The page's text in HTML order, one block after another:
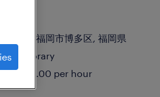
監督
福岡県福岡市博多区, 福岡県
temporary
¥2200.00 per hour